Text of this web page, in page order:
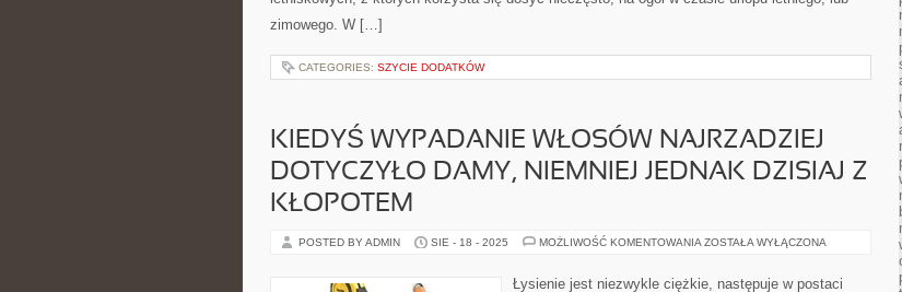
zimowego. W […]
CATEGORIES: SZYCIE DODATKÓW
KIEDYŚ WYPADANIE WŁOSÓW NAJRZADZIEJ
DOTYCZYŁO DAMY, NIEMNIEJ JEDNAK DZISIAJ Z
KŁOPOTEM
POSTED BY ADMIN SIE - 18 - 2025 MOŻLIWOŚĆ KOMENTOWANIA KIEDYŚ
NAJRZADZIEJ
DOTYCZYŁO
ZOSTAŁA WYŁĄCZONA
Łysienie jest niezwykle ciężkie, następuje w postaci